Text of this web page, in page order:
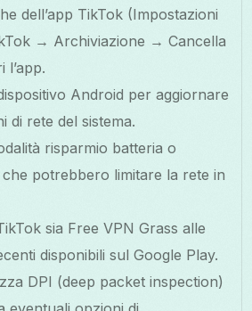
dell’app TikTok (Impostazioni
→ Archiviazione → Cancella
l’app.
Android per aggiornare
di rete del sistema.
risparmio batteria o
potrebbero limitare la rete in
sia Free VPN Grass alle
disponibili sul Google Play.
DPI (deep packet inspection)